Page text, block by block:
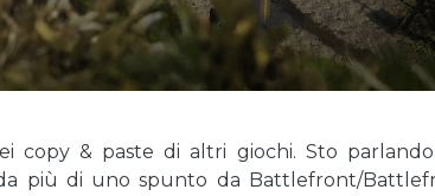
copy & paste di altri giochi. Sto
più di uno spunto da Battlefront/